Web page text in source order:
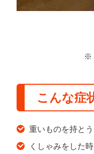
※
こんな症
重いものを持と
くしゃみをした